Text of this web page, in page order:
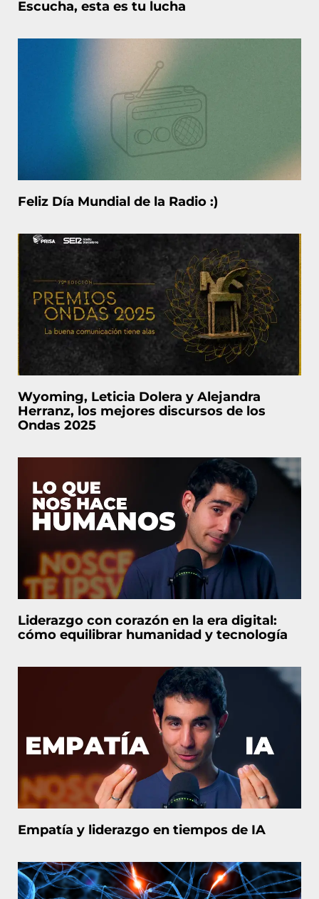
Escucha, esta es tu lucha
Feliz Día Mundial de la Radio :)
Wyoming, Leticia Dolera y Alejandra
Herranz, los mejores discursos de los
Ondas 2025
Liderazgo con corazón en la era digital:
cómo equilibrar humanidad y tecnología
Empatía y liderazgo en tiempos de IA